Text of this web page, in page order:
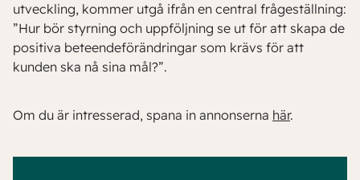
utveckling, kommer utgå ifrån en central frågeställning:
”Hur bör styrning och uppföljning se ut för att skapa de
positiva beteendeförändringar som krävs för att
kunden ska nå sina mål?”.
Om du är intresserad, spana in annonserna här.